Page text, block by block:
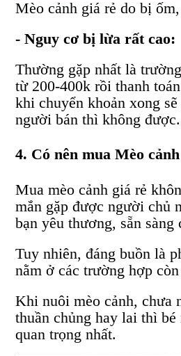
Mèo cảnh giá rẻ do bị
- Nguy cơ bị lừa rất cao:
Thường gặp nhất là
từ 200-400k rồi thanh
khi chuyển khoản xong
người bán thì không được.
4. Có nên mua Mèo
Mua mèo cảnh giá rẻ
mắn gặp được người chủ
bạn yêu thương, sẵn
Tuy nhiên, đáng buồn là
nằm ở các trường hợp
Khi nuôi mèo cảnh, chưa
thuần chủng hay lai thì
quan trọng nhất.